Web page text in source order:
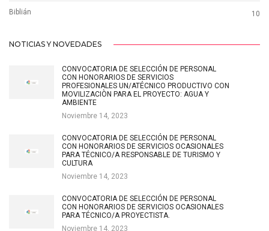
Biblián 10
NOTICIAS Y NOVEDADES
CONVOCATORIA DE SELECCIÓN DE PERSONAL
CON HONORARIOS DE SERVICIOS
PROFESIONALES UN/ATÉCNICO PRODUCTIVO CON
MOVILIZACIÒN PARA EL PROYECTO: AGUA Y
AMBIENTE
Noviembre 14, 2023
CONVOCATORIA DE SELECCIÓN DE PERSONAL
CON HONORARIOS DE SERVICIOS OCASIONALES
PARA TÉCNICO/A RESPONSABLE DE TURISMO Y
CULTURA
Noviembre 14, 2023
CONVOCATORIA DE SELECCIÓN DE PERSONAL
CON HONORARIOS DE SERVICIOS OCASIONALES
PARA TÉCNICO/A PROYECTISTA.
Noviembre 14, 2023